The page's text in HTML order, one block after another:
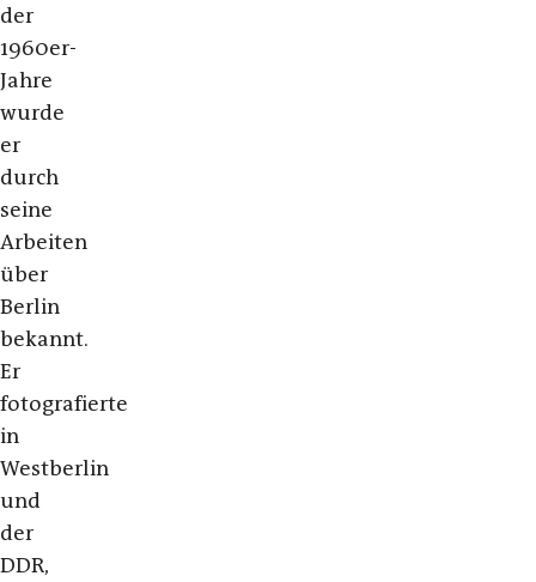
der
1960er-
Jahre
wurde
er
durch
seine
Arbeiten
über
Berlin
bekannt.
Er
fotografierte
in
Westberlin
und
der
DDR,